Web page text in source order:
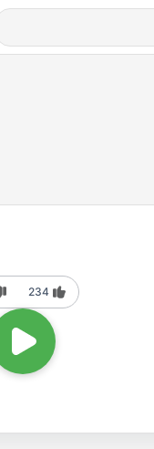
234